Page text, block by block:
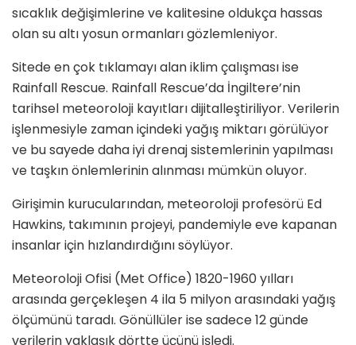
sıcaklık değişimlerine ve kalitesine oldukça hassas
olan su altı yosun ormanları gözlemleniyor.
Sitede en çok tıklamayı alan iklim çalışması ise
Rainfall Rescue. Rainfall Rescue’da İngiltere’nin
tarihsel meteoroloji kayıtları dijitalleştiriliyor. Verilerin
işlenmesiyle zaman içindeki yağış miktarı görülüyor
ve bu sayede daha iyi drenaj sistemlerinin yapılması
ve taşkın önlemlerinin alınması mümkün oluyor.
Girişimin kurucularından, meteoroloji profesörü Ed
Hawkins, takımının projeyi, pandemiyle eve kapanan
insanlar için hızlandırdığını söylüyor.
Meteoroloji Ofisi (Met Office) 1820-1960 yılları
arasında gerçekleşen 4 ila 5 milyon arasındaki yağış
ölçümünü taradı. Gönüllüler ise sadece 12 günde
verilerin yaklaşık dörtte üçünü işledi.